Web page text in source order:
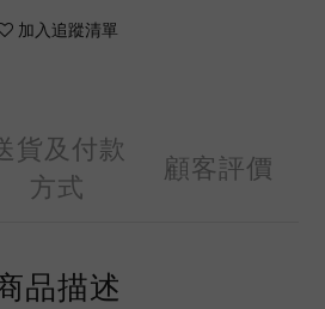
加入追蹤清單
貨及付款
方式
顧客評價
品描述